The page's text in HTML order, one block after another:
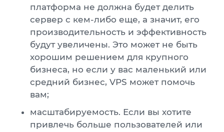
платформа не должна будет делить
сервер с кем-либо еще, а значит, его
производительность и эффективность
будут увеличены. Это может не быть
хорошим решением для крупного
бизнеса, но если у вас маленький или
средний бизнес, VPS может помочь
вам;
масштабируемость. Если вы хотите
привлечь больше пользователей или